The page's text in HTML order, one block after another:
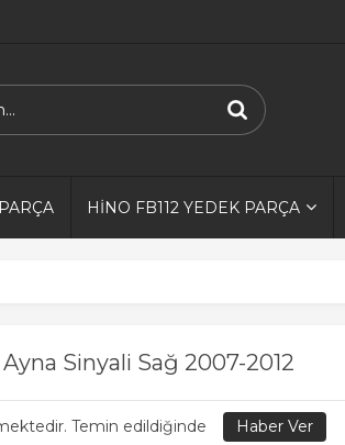
HİNO FB112 YEDEK PARÇA
Sinyali Sağ 2007-2012
Temin edildiğinde